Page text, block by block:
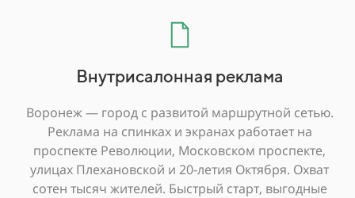
Внутрисалонная реклама
Воронеж — город с развитой маршрутной сетью.
Реклама на спинках и экранах работает на
проспекте Революции, Московском проспекте,
улицах Плехановской и 20-летия Октября. Охват
сотен тысяч жителей. Быстрый старт, выгодные